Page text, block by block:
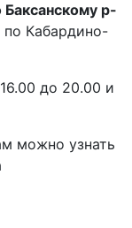
р-
Кабардино-
до 20.00 и
можно узнать